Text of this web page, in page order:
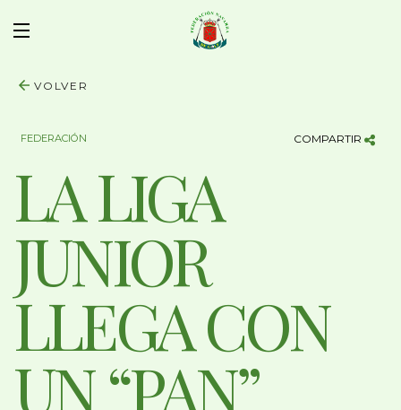
VOLVER
FEDERACIÓN COMPARTIR
LA LIGA
JUNIOR
LLEGA CON
UN “PAN”